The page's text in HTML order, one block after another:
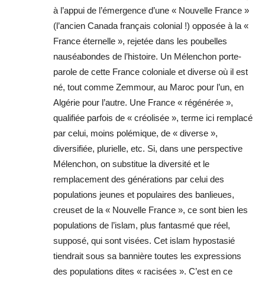
à l’appui de l’émergence d’une « Nouvelle France »
(l’ancien Canada français colonial !) opposée à la «
France éternelle », rejetée dans les poubelles
nauséabondes de l’histoire. Un Mélenchon porte-
parole de cette France coloniale et diverse où il est
né, tout comme Zemmour, au Maroc pour l’un, en
Algérie pour l’autre. Une France « régénérée »,
qualifiée parfois de « créolisée », terme ici remplacé
par celui, moins polémique, de « diverse »,
diversifiée, plurielle, etc. Si, dans une perspective
Mélenchon, on substitue la diversité et le
remplacement des générations par celui des
populations jeunes et populaires des banlieues,
creuset de la « Nouvelle France », ce sont bien les
populations de l’islam, plus fantasmé que réel,
supposé, qui sont visées. Cet islam hypostasié
tiendrait sous sa bannière toutes les expressions
des populations dites « racisées ». C’est en ce